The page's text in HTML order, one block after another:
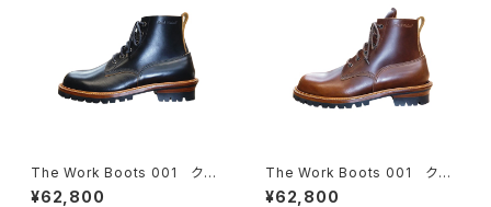
The Work Boots 001 クロ
ムエクセルレザー【ブラック】
¥62,800
The Work Boots 001 クロ
ムエクセルレザー【チョコ】
¥62,800